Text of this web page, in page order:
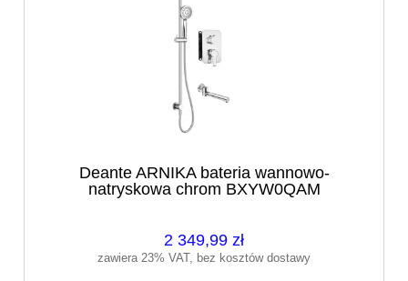
Deante ARNIKA bateria wannowo-
natryskowa chrom BXYW0QAM
2 349,99 zł
zawiera 23% VAT, bez kosztów dostawy